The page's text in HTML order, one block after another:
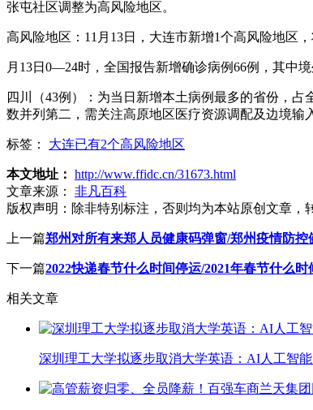
张屯社区调整为高风险地区。
高风险地区：11月13日，大连市新增1个高风险地区
月13日0—24时，全国报告新增确诊病例66例，其中
四川（43例）：为当日新增本土病例最多的省份，
数并列第二，需关注高原地区医疗资源调配及边境输
标签： 大连已有2个高风险地区
本文地址： http://www.ffidc.cn/31673.html
文章来源：
非凡百科
版权声明： 除非特别标注，否则均为本站原创文章，
上一篇郑州对所有来郑人员健康码弹窗/郑州疫情防控
下一篇2022快递春节什么时间停运/2021年春节什么时
相关文章
深圳理工大学拟逐步取消大学英语：AI人工智